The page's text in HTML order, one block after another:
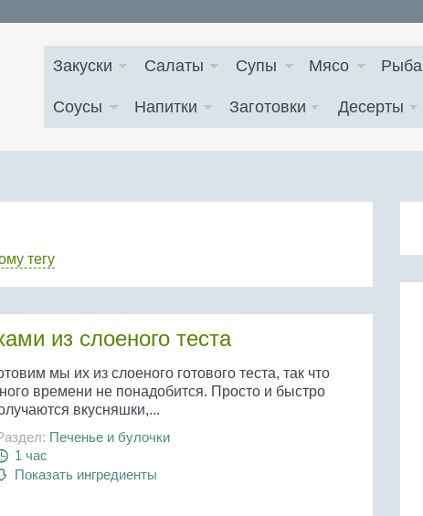
Закуски Салаты Супы Мясо Рыба
Соусы Напитки Заготовки Десерты
тегу
из слоеного теста
мы их из слоеного готового теста, так что
времени не понадобится. Просто и быстро
вкусняшки,...
Печенье и булочки
1 час
Показать ингредиенты